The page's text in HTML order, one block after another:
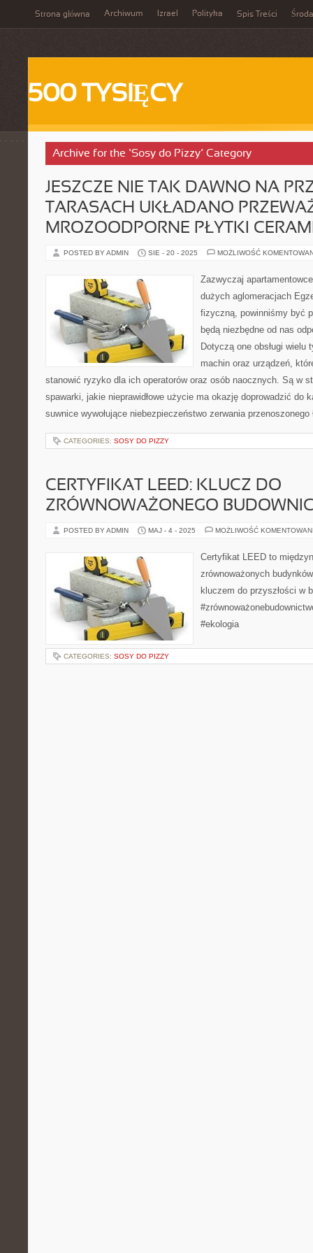
Strona główna Archiwum Izrael Polityka Spis Treści Środa
500 TYSIĘCY
Archive for the ‘Sosy do Pizzy’ Category
JESZCZE NIE TAK DAWNO NA
TARASACH UKŁADANO
MROZOODPORNE PŁYTKI
POSTED BY ADMIN SIE - 20 - 2025 MOŻLIWOŚĆ
Zazwyczaj
dużych aglomeracjach
fizyczną, powinniśmy być
będą niezbędne od nas
Dotyczą one obsługi wielu
machin oraz urządzeń,
stanowić ryzyko dla ich operatorów oraz osób naocznych. Są w
spawarki, jakie nieprawidłowe użycie ma okazję doprowadzić do
suwnice wywołujące niebezpieczeństwo zerwania
CATEGORIES: SOSY DO PIZZY
CERTYFIKAT LEED: KLUCZ DO
ZRÓWNOWAŻONEGO
POSTED BY ADMIN MAJ - 4 - 2025 MOŻLIWOŚĆ
Certyfikat LEED to
zrównoważonych
kluczem do przyszłości w
#ekologia
CATEGORIES: SOSY DO PIZZY